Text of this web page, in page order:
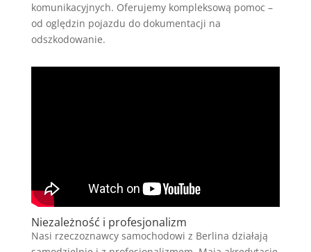
komunikacyjnych. Oferujemy kompleksową pomoc –
od oględzin pojazdu do dokumentacji na
odszkodowanie.
Niezależność i profesjonalizm
Nasi rzeczoznawcy samochodowi z Berlina działają